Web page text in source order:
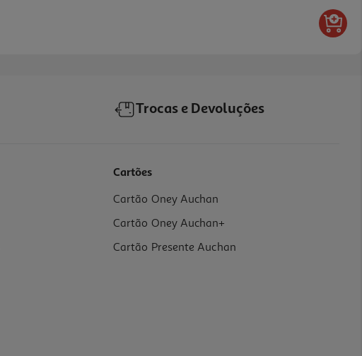
Trocas e Devoluções
Cartões
Cartão Oney Auchan
Cartão Oney Auchan+
Cartão Presente Auchan